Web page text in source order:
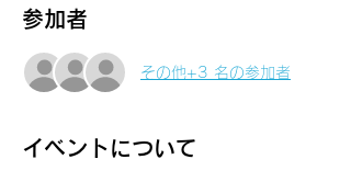
参加者
その他+3 名の参加者
イベントについて